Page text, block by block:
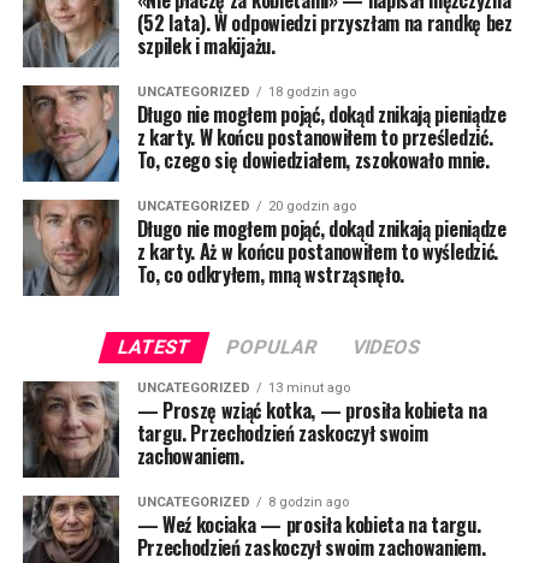
(52 lata). W odpowiedzi przyszłam na randkę bez
szpilek i makijażu.
UNCATEGORIZED 18 godzin ago
Długo nie mogłem pojąć, dokąd znikają pieniądze
z karty. W końcu postanowiłem to prześledzić.
To, czego się dowiedziałem, zszokowało mnie.
UNCATEGORIZED 20 godzin ago
Długo nie mogłem pojąć, dokąd znikają pieniądze
z karty. Aż w końcu postanowiłem to wyśledzić.
To, co odkryłem, mną wstrząsnęło.
LATEST POPULAR VIDEOS
UNCATEGORIZED 13 minut ago
— Proszę wziąć kotka, — prosiła kobieta na
targu. Przechodzień zaskoczył swoim
zachowaniem.
UNCATEGORIZED 8 godzin ago
— Weź kociaka — prosiła kobieta na targu.
Przechodzień zaskoczył swoim zachowaniem.